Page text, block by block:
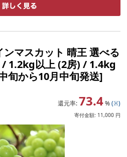
ンマスカット 晴王 選べる
1.2kg以上 (2房) / 1.4kg
旬から10月中旬発送]
還元率: 73.4 % (※)
寄付金額: 11,000 円